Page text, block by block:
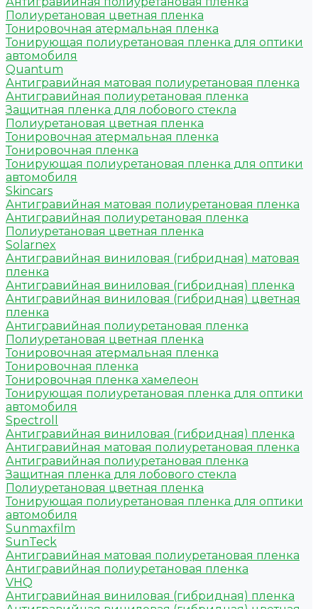
Полиуретановая цветная пленка
Тонировочная атермальная пленка
Тонирующая полиуретановая пленка для оптики
автомобиля
Quantum
Антигравийная матовая полиуретановая пленка
Антигравийная полиуретановая пленка
Защитная пленка для лобового стекла
Полиуретановая цветная пленка
Тонировочная атермальная пленка
Тонировочная пленка
Тонирующая полиуретановая пленка для оптики
автомобиля
Skincars
Антигравийная матовая полиуретановая пленка
Антигравийная полиуретановая пленка
Полиуретановая цветная пленка
Solarnex
Антигравийная виниловая (гибридная) матовая
пленка
Антигравийная виниловая (гибридная) пленка
Антигравийная виниловая (гибридная) цветная
пленка
Антигравийная полиуретановая пленка
Полиуретановая цветная пленка
Тонировочная атермальная пленка
Тонировочная пленка
Тонировочная пленка хамелеон
Тонирующая полиуретановая пленка для оптики
автомобиля
Spectroll
Антигравийная виниловая (гибридная) пленка
Антигравийная матовая полиуретановая пленка
Антигравийная полиуретановая пленка
Защитная пленка для лобового стекла
Полиуретановая цветная пленка
Тонирующая полиуретановая пленка для оптики
автомобиля
Sunmaxfilm
SunTeck
Антигравийная матовая полиуретановая пленка
Антигравийная полиуретановая пленка
VHQ
Антигравийная виниловая (гибридная) пленка